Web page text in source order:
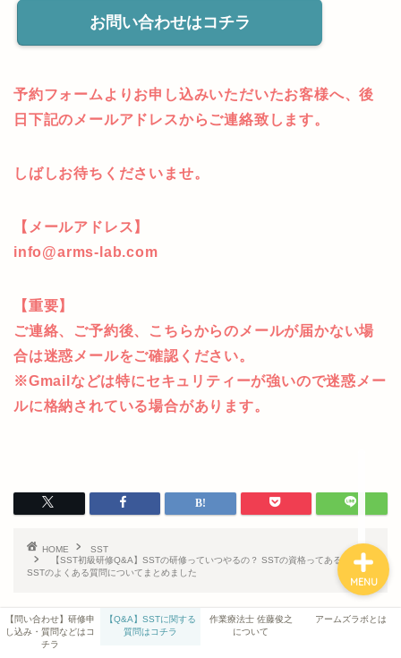
お問い合わせはコチラ
予約フォームよりお申し込みいただいたお客様へ、後
日下記のメールアドレスからご連絡致します。
しばしお待ちくださいませ。
【メールアドレス】
info@arms-lab.com
【重要】
ご連絡、ご予約後、こちらからのメールが届かない場
合は迷惑メールをご確認ください。
※Gmailなどは特にセキュリティーが強いので迷惑メー
ルに格納されている場合があります。
HOME
SST
【SST初級研修Q&A】SSTの研修っていつやるの？ SSTの資格ってあるの？
SSTのよくある質問についてまとめました
関連記事
【問い合わせ】研修申
し込み・質問などはコ
チラ
【Q&A】SSTに関する
質問はコチラ
作業療法士 佐藤俊之
について
アームズラボとは
MENU
アームズラボとは
作業療法士 佐藤俊之につい